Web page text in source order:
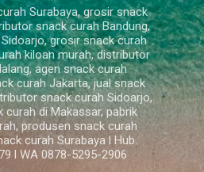
Surabaya, grosir snack
snack curah Bandung,
grosir snack curah
kiloan murah, distributor
agen snack curah
curah Jakarta, jual snack
snack curah Sidoarjo,
di Makassar, pabrik
produsen snack curah
curah Surabaya l Hub.
l WA 0878-5295-2906